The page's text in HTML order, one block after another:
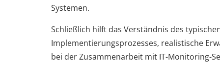
Systemen.
Schließlich hilft das Verständnis des
Implementierungsprozesses, realistische
bei der Zusammenarbeit mit IT-Monitoring-